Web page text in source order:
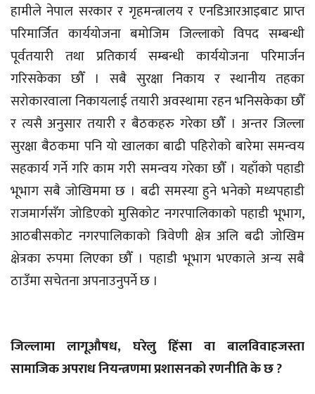
हामीले नेपाल सरकार र गृहमन्त्रालय र एनडिआरआइबाट प्राप्त
परिमार्जित कार्ययोजना बमोजिम जिल्लाको विपद सम्बन्धी
पूर्वतयारी तथा प्रतिकार्य सम्बन्धी कार्ययोजना परिमार्जन
गरिसकेका छौँ । सबै सुरक्षा निकाय र स्थानीय तहका
सरोकारवाला निकायलाई तयारी अवस्थामा रहन भनिसकेका छौँ
र त्यसै अनुसार तयारी र बैठकहरु गरेका छौँ । अन्तर जिल्ला
सुरक्षा बैठकमा पनि यो खालका बाढी पहिरोको बारेमा समन्वय
सहकार्य गर्ने गरि काम गरी समन्वय गरेका छौँ । यहाँको पहाडी
भूभाग सबै जोखिममा छ । बढी समस्या हुने भनेको मध्यपहाडी
राजमार्गसँग जोडिएको मुसिकोट नगरपालिकाको पहाडी भूभाग,
आठबीसकोट नगरपालिकाको त्रिवेणी क्षेत्र अलि बढी जोखिम
क्षेत्रका रुपमा लिएका छौँ । पहाडी भूभाग भएकाले अन्य सबै
ठाउँमा सचेतना अपनाउनुपर्ने छ ।
जिल्लामा लागूऔषध, घरेलु हिंसा वा बालविवाहजस्ता
सामाजिक अपराध नियन्त्रणमा प्रशासनको रणनीति के छ ?